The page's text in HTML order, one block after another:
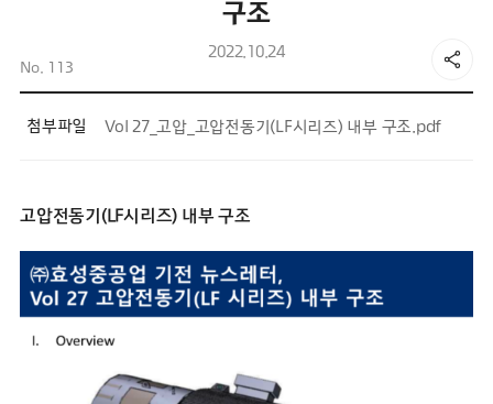
구조
2022.10.24
No. 113
첨부파일 Vol 27_고압_고압전동기(LF시리즈) 내부 구조.pdf
고압전동기(LF시리즈) 내부 구조